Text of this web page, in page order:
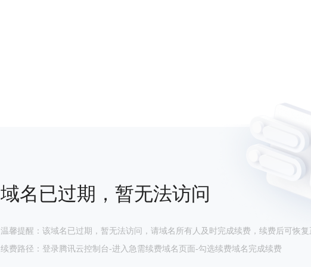
域名已过期，暂无法访问
温馨提醒：该域名已过期，暂无法访问，请域名所有人及时完成续费，续费后可恢复
续费路径：登录腾讯云控制台-进入急需续费域名页面-勾选续费域名完成续费